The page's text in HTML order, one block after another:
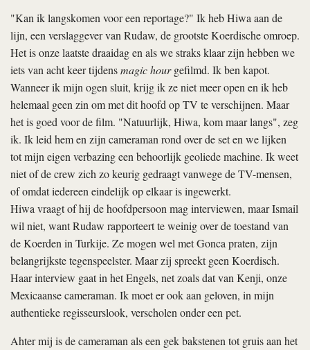
"Kan ik langskomen voor een reportage?" Ik heb Hiwa aan de
lijn, een verslaggever van Rudaw, de grootste Koerdische omroep.
Het is onze laatste draaidag en als we straks klaar zijn hebben we
iets van acht keer tijdensmagic hourgefilmd. Ik ben kapot.
Wanneer ik mijn ogen sluit, krijg ik ze niet meer open en ik heb
helemaal geen zin om met dit hoofd op TV te verschijnen. Maar
het is goed voor de film. "Natuurlijk, Hiwa, kom maar langs", zeg
ik. Ik leid hem en zijn cameraman rond over de set en we lijken
tot mijn eigen verbazing een behoorlijk geoliede machine. Ik weet
niet of de crew zich zo keurig gedraagt vanwege de TV-mensen,
of omdat iedereen eindelijk op elkaar is ingewerkt.
Hiwa vraagt of hij de hoofdpersoon mag interviewen, maar Ismail
wil niet, want Rudaw rapporteert te weinig over de toestand van
de Koerden in Turkije. Ze mogen wel met Gonca praten, zijn
belangrijkste tegenspeelster. Maar zij spreekt geen Koerdisch.
Haar interview gaat in het Engels, net zoals dat van Kenji, onze
Mexicaanse cameraman. Ik moet er ook aan geloven, in mijn
authentieke regisseurslook, verscholen onder een pet.
Ahter mij is de cameraman als een gek bakstenen tot gruis aan het